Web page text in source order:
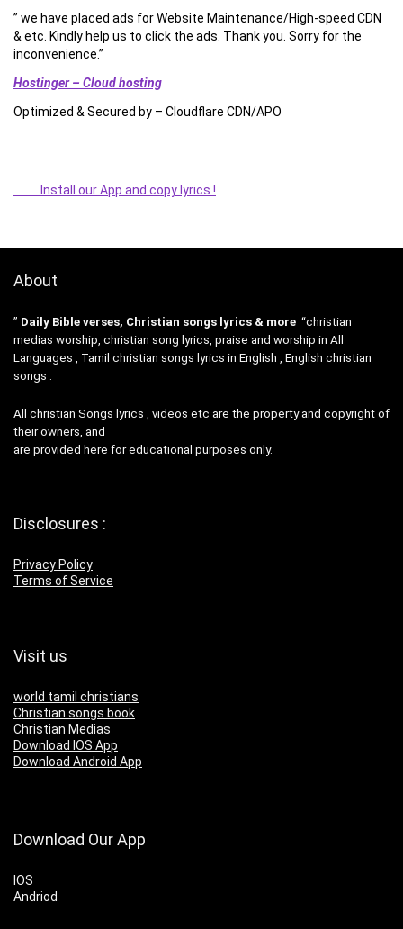
” we have placed ads for Website Maintenance/High-speed CDN
& etc. Kindly help us to click the ads. Thank you. Sorry for the
inconvenience.”
Hostinger – Cloud hosting
Optimized & Secured by – Cloudflare CDN/APO
Install our App and copy lyrics !
About
” Daily Bible verses, Christian songs lyrics & more “christian
medias worship, christian song lyrics, praise and worship in All
Languages , Tamil christian songs lyrics in English , English christian
songs .
All christian Songs lyrics , videos etc are the property and copyright of
their owners, and
are provided here for educational purposes only.
Disclosures :
Privacy Policy
Terms of Service
Visit us
world tamil christians
Christian songs book
Christian Medias
Download IOS App
Download Android App
Download Our App
IOS
Andriod